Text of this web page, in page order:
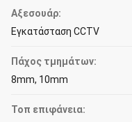
Αξεσουάρ:
Εγκατάσταση CCTV
Πάχος τμημάτων:
8mm, 10mm
Τοπ επιφάνεια: